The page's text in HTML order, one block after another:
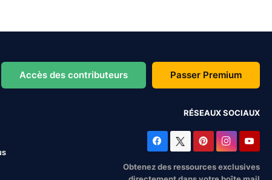
Accès des contributeurs Passer Premium
RÉSEAUX SOCIAUX
Obtenez des ressources exclusives